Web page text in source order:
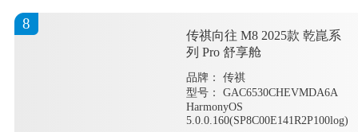
8
传祺向往 M8 2025款 乾崑系
列 Pro 舒享舱
品牌： 传祺
型号： GAC6530CHEVMDA6A
HarmonyOS
5.0.0.160(SP8C00E141R2P100log)